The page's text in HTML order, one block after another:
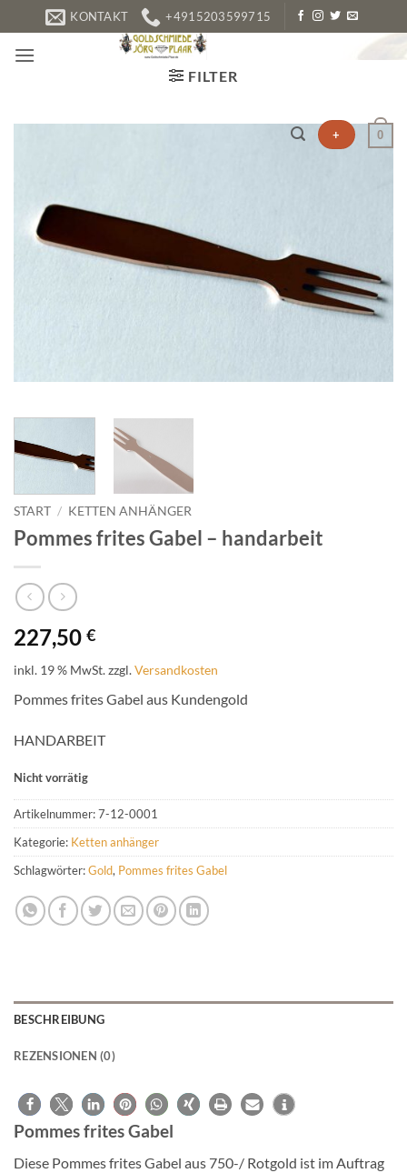
Inhalt
springen
KONTAKT +4915203599715
+ 0
FILTER
START / KETTEN ANHÄNGER
Pommes frites Gabel – handarbeit
227,50 €
inkl. 19 % MwSt.zzgl.Versandkosten
Pommes frites Gabel aus Kundengold
HANDARBEIT
Nicht vorrätig
Artikelnummer:7-12-0001
Kategorie: Ketten anhänger
Schlagwörter:Gold, Pommes frites Gabel
BESCHREIBUNG
REZENSIONEN (0)
Pommes frites Gabel
Diese Pommes frites Gabel aus 750-/ Rotgold ist im Auftrag